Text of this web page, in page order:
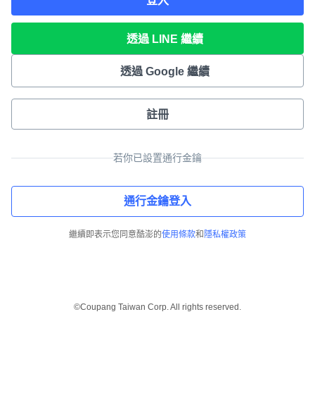
透過 LINE 繼續
透過 Google 繼續
註冊
若你已設置通行金鑰
通行金鑰登入
繼續即表示您同意酷澎的使用條款和 隱私權政策
©Coupang Taiwan Corp. All rights reserved.